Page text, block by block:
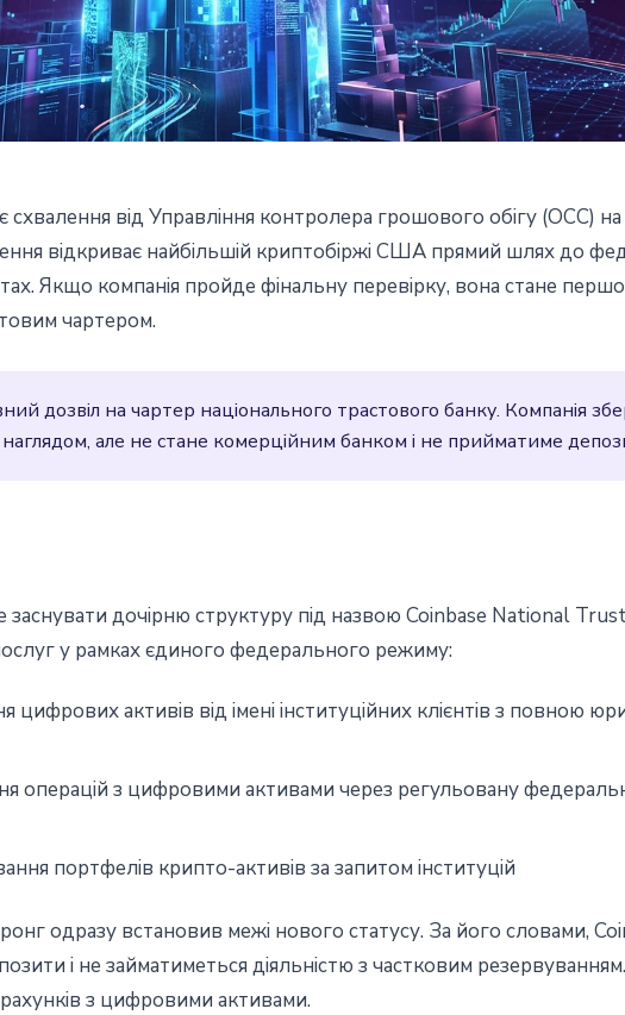
ліцензію OCC на
банк
від Управління контролера грошового обігу (OCC)
відкриває найбільшій криптобіржі США прямий шлях до
Якщо компанія пройде фінальну перевірку, вона стане
чартером.
дозвіл на чартер національного трастового банку. Компанія
але не стане комерційним банком і не прийматиме
дочірню структуру під назвою Coinbase National
у рамках єдиного федерального режиму:
цифрових активів від імені інституційних клієнтів з повною
операцій з цифровими активами через регульовану
портфелів крипто-активів за запитом інституцій
одразу встановив межі нового статусу. За його словами,
і не займатиметься діяльністю з частковим
з цифровими активами.